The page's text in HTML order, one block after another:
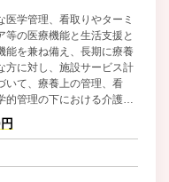
医学管理、看取りやターミ
等の医療機能と生活支援と
能を兼ね備え、長期に療養
方に対し、施設サービス計
いて、療養上の管理、看
的管理の下における介護及
練、その他必要な医療並び
活上の支援を行うことによ
者がその有する能力に応じ